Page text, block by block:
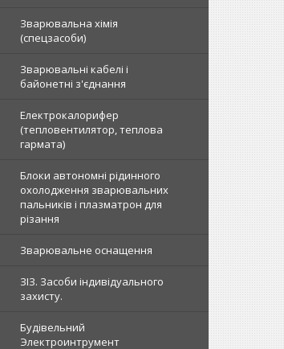
Зварювальна хімія
(спецзасоби)
Зварювальні кабелі і
байонетні з'єднання
Електрокалорифер
(тепловентилятор, теплова
гармата)
Блоки автономні рідинного
охолодження зварювальних
пальників і плазматрон для
різання
Зварювальне оснащення
ЗІЗ. Засоби індивідуального
захисту.
Будівельний
Электроинтрумент